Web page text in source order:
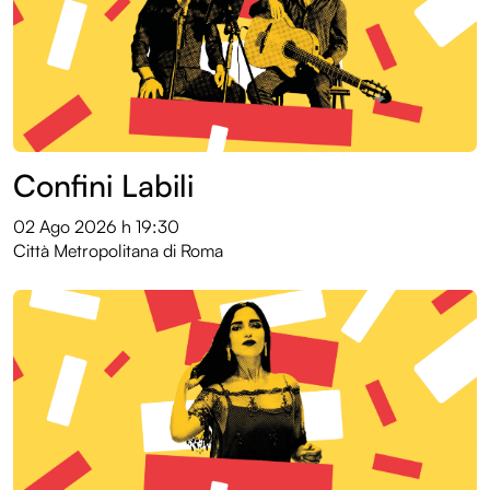
Entroterre Festival 2025
Entroterre Festival 2024
Entroterre Festival 2023
Entroterre Festival 2022
Archivio eventi
Confini Labili
02 Ago 2026 h 19:30
Città Metropolitana di Roma